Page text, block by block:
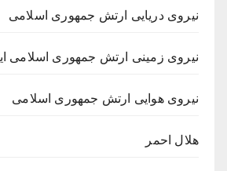
نیروی دریایی ارتش جمهوری اسلامی
نیروی زمینی ارتش جمهوری اسلامی
نیروی هوایی ارتش جمهوری اسلامی
هلال احمر